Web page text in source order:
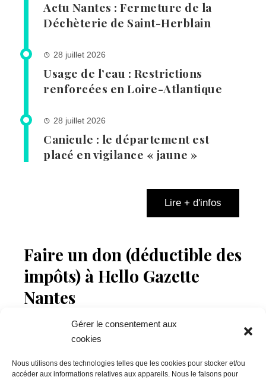
Gérer le consentement aux
cookies
Nous utilisons des technologies telles que les cookies pour stocker et/ou
accéder aux informations relatives aux appareils. Nous le faisons pour
Actu Nantes : Fermeture de la
Déchèterie de Saint-Herblain
28 juillet 2026
Usage de l’eau : Restrictions
renforcées en Loire-Atlantique
28 juillet 2026
Canicule : le département est
placé en vigilance « jaune »
Lire + d'infos
Faire un don (déductible des
impôts) à Hello Gazette
Nantes
Faire un don